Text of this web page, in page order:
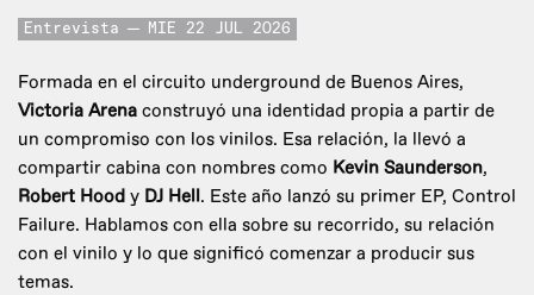
Entrevista MIE 22 JUL 2026
Formada en el circuito underground de Buenos Aires,
Victoria Arena construyó una identidad propia a partir de
un compromiso con los vinilos. Esa relación, la llevó a
compartir cabina con nombres como Kevin Saunderson,
Robert Hood y DJ Hell. Este año lanzó su primer EP, Control
Failure. Hablamos con ella sobre su recorrido, su relación
con el vinilo y lo que significó comenzar a producir sus
temas.